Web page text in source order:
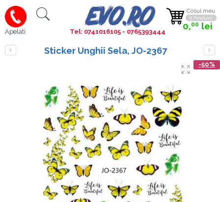
Apelati
Cosul meu
0 Produse
0,00 lei
Tel: 0741016105 - 0765393444
Sticker Unghii Sela, JO-2367
-50%